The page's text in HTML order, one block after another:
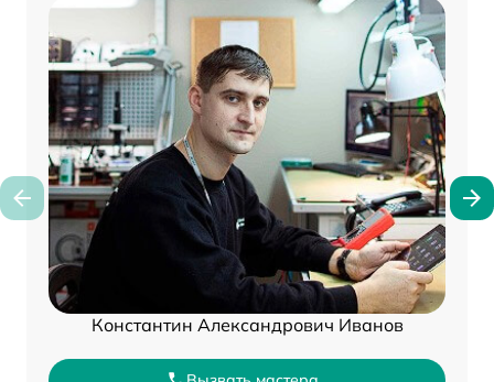
Константин Александрович Иванов